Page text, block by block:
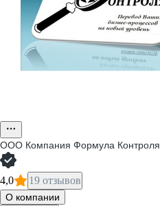
ООО Компания Формула Контроля
4,0 19 отзывов
О компании